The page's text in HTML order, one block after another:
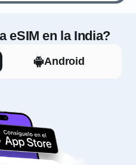
eSIM en la India?
Android